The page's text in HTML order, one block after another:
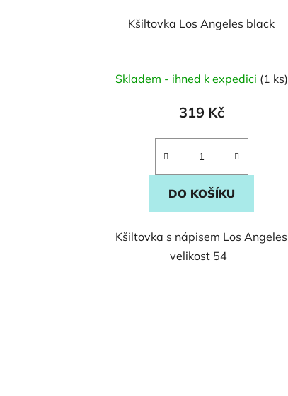
Kšiltovka Los Angeles black
Skladem - ihned k expedici (1 ks)
319 Kč
DO KOŠÍKU
Kšiltovka s nápisem Los Angeles
velikost 54